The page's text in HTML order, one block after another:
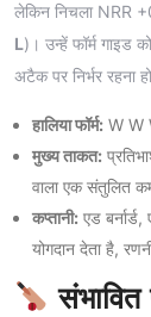
लेकिन निचला NRR
L)। उन्हें फॉर्म गाइड
अटैक पर निर्भर रहना
हालिया फॉर्म: W W
मुख्य ताकत:
वाला एक संतुलित
कप्तानी: एड
योगदान देता है,